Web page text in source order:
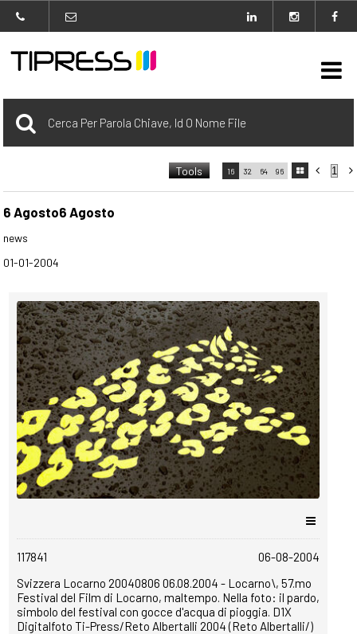
Archivio
carrello
Agenzia
copyrightfree

 
16 32 64 96 
Tools
0 Selezionato
6 Agosto6 Agosto
news
01-01-2004
117841
06-08-2004
Svizzera Locarno 20040806 06.08.2004 - Locarno\, 57.mo
Festival del Film di Locarno, maltempo. Nella foto: il pardo,
simbolo del festival con gocce d'acqua di pioggia. D1X
Digitalfoto Ti-Press/Reto Albertalli 2004 (Reto Albertalli/)